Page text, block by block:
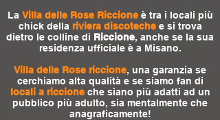
La Villa delle Rose Riccioneè tra i locali più
chick della riviera discotechee si trova
dietro le colline di Riccione, anche se la sua
residenza ufficiale è a Misano.
Villa delle Rose riccione, una garanzia se
cerchiamo alta qualità e se siamo fan di
locali a riccioneche siano più adatti ad un
pubblico più adulto, sia mentalmente che
anagraficamente!